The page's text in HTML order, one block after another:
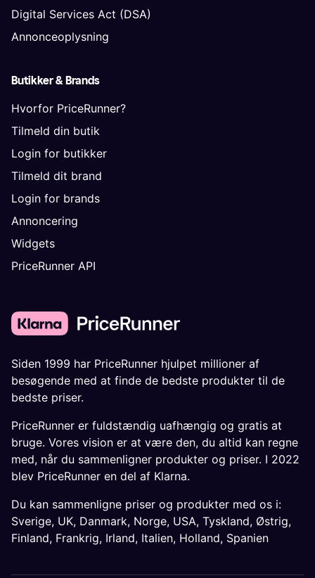
Digital Services Act (DSA)
Annonceoplysning
Butikker & Brands
Hvorfor PriceRunner?
Tilmeld din butik
Login for butikker
Tilmeld dit brand
Login for brands
Annoncering
Widgets
PriceRunner API
Siden 1999 har PriceRunner hjulpet millioner af
besøgende med at finde de bedste produkter til de
bedste priser.
PriceRunner er fuldstændig uafhængig og gratis at
bruge. Vores vision er at være den, du altid kan regne
med, når du sammenligner produkter og priser. I 2022
blev PriceRunner en del af Klarna.
Du kan sammenligne priser og produkter med os i:
Sverige, UK, Danmark, Norge, USA, Tyskland, Østrig,
Finland, Frankrig, Irland, Italien, Holland, Spanien